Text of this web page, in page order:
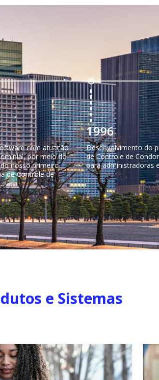
com atuação
por meio do
nosso primeiro
de Controle de
1996
Desenvolvimento do
de Controle de
para administradoras
e Sistemas